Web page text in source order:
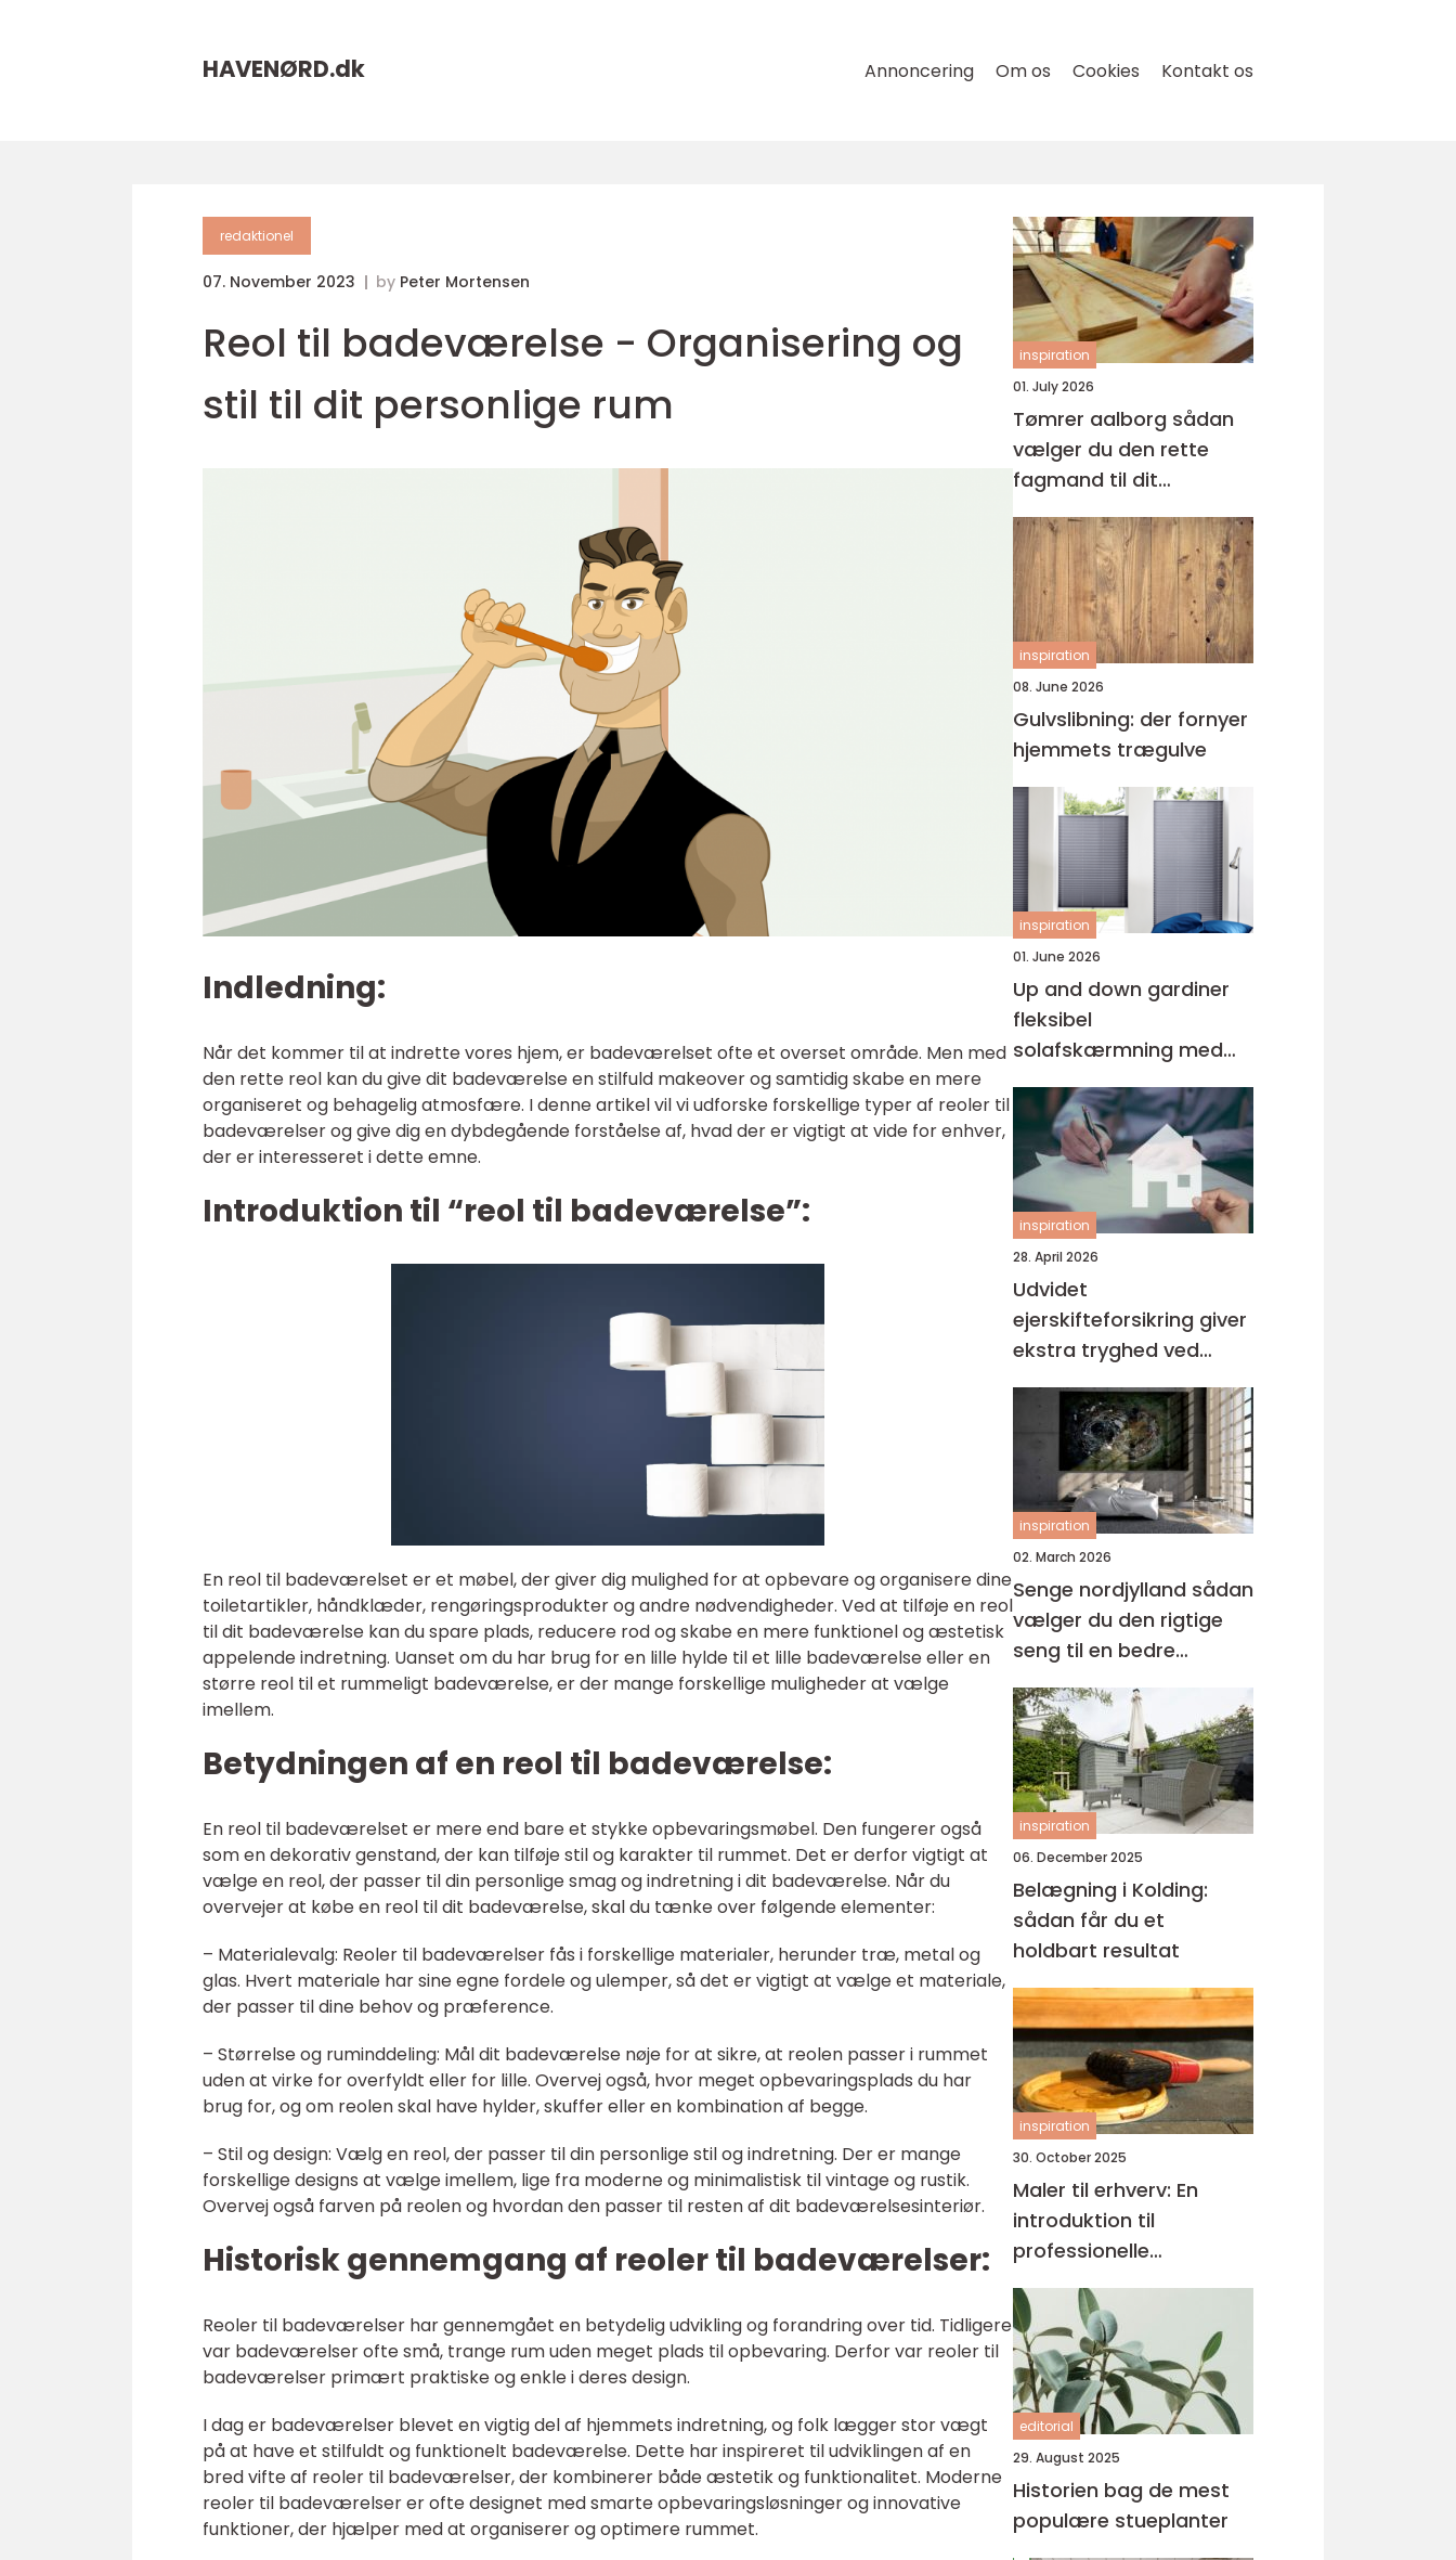
HAVENØRD.dk Annoncering Om os Cookies Kontakt os
redaktionel
07. November 2023 by Peter Mortensen
Reol til badeværelse - Organisering og
stil til dit personlige rum
Indledning:
Når det kommer til at indrette vores hjem, er badeværelset ofte et overset område. Men med
den rette reol kan du give dit badeværelse en stilfuld makeover og samtidig skabe en mere
organiseret og behagelig atmosfære. I denne artikel vil vi udforske forskellige typer af reoler til
badeværelser og give dig en dybdegående forståelse af, hvad der er vigtigt at vide for enhver,
der er interesseret i dette emne.
Introduktion til “reol til badeværelse”:
En reol til badeværelset er et møbel, der giver dig mulighed for at opbevare og organisere dine
toiletartikler, håndklæder, rengøringsprodukter og andre nødvendigheder. Ved at tilføje en reol
til dit badeværelse kan du spare plads, reducere rod og skabe en mere funktionel og æstetisk
appelende indretning. Uanset om du har brug for en lille hylde til et lille badeværelse eller en
større reol til et rummeligt badeværelse, er der mange forskellige muligheder at vælge
imellem.
Betydningen af en reol til badeværelse:
En reol til badeværelset er mere end bare et stykke opbevaringsmøbel. Den fungerer også
som en dekorativ genstand, der kan tilføje stil og karakter til rummet. Det er derfor vigtigt at
vælge en reol, der passer til din personlige smag og indretning i dit badeværelse. Når du
overvejer at købe en reol til dit badeværelse, skal du tænke over følgende elementer:
– Materialevalg: Reoler til badeværelser fås i forskellige materialer, herunder træ, metal og
glas. Hvert materiale har sine egne fordele og ulemper, så det er vigtigt at vælge et materiale,
der passer til dine behov og præference.
– Størrelse og ruminddeling: Mål dit badeværelse nøje for at sikre, at reolen passer i rummet
uden at virke for overfyldt eller for lille. Overvej også, hvor meget opbevaringsplads du har
brug for, og om reolen skal have hylder, skuffer eller en kombination af begge.
– Stil og design: Vælg en reol, der passer til din personlige stil og indretning. Der er mange
forskellige designs at vælge imellem, lige fra moderne og minimalistisk til vintage og rustik.
Overvej også farven på reolen og hvordan den passer til resten af dit badeværelsesinteriør.
Historisk gennemgang af reoler til badeværelser:
Reoler til badeværelser har gennemgået en betydelig udvikling og forandring over tid. Tidligere
var badeværelser ofte små, trange rum uden meget plads til opbevaring. Derfor var reoler til
badeværelser primært praktiske og enkle i deres design.
I dag er badeværelser blevet en vigtig del af hjemmets indretning, og folk lægger stor vægt
på at have et stilfuldt og funktionelt badeværelse. Dette har inspireret til udviklingen af en
bred vifte af reoler til badeværelser, der kombinerer både æstetik og funktionalitet. Moderne
reoler til badeværelser er ofte designet med smarte opbevaringsløsninger og innovative
funktioner, der hjælper med at organiserer og optimere rummet.
inspiration
01. July 2026
Tømrer aalborg sådan
vælger du den rette
fagmand til dit
byggeprojekt
inspiration
08. June 2026
Gulvslibning: der fornyer
hjemmets trægulve
inspiration
01. June 2026
Up and down gardiner
fleksibel
solafskærmning med
stil
inspiration
28. April 2026
Udvidet
ejerskifteforsikring giver
ekstra tryghed ved
boligkøb
inspiration
02. March 2026
Senge nordjylland sådan
vælger du den rigtige
seng til en bedre
nattesøvn
inspiration
06. December 2025
Belægning i Kolding:
sådan får du et
holdbart resultat
inspiration
30. October 2025
Maler til erhverv: En
introduktion til
professionelle
malerløsninger
editorial
29. August 2025
Historien bag de mest
populære stueplanter